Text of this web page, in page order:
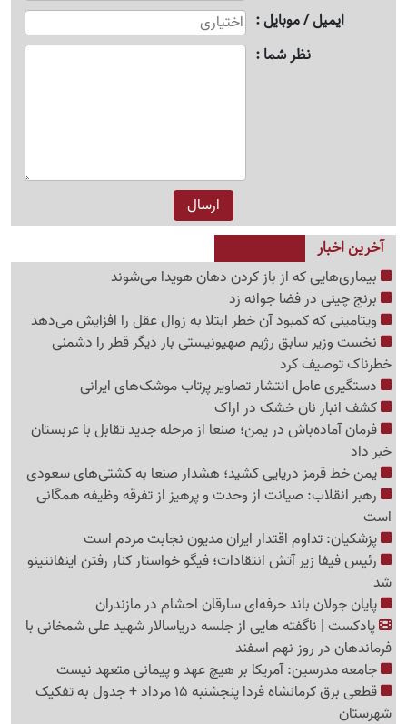
ایمیل / موبایل
نظر شما
آخرین اخبار
بیماری‌هایی که از باز کردن دهان هویدا می‌شوند
برنج چینی در فضا جوانه زد
ویتامینی که کمبود آن خطر ابتلا به زوال عقل را افزایش می‌دهد
نخست وزیر سابق رژیم صهیونیستی بار دیگر قطر را دشمنی
خطرناک توصیف کرد
دستگیری عامل انتشار تصاویر پرتاب موشک‌های ایرانی
کشف انبار نان خشک در اراک
فرمان آماده‌باش در یمن؛ صنعا از مرحله جدید تقابل با عربستان
خبر داد
یمن خط قرمز دریایی کشید؛ هشدار صنعا به کشتی‌های سعودی
رهبر انقلاب: صیانت از وحدت و پرهیز از تفرقه وظیفه همگانی
است
پزشکیان: تداوم اقتدار ایران مدیون نجابت مردم است
رئیس فیفا زیر آتش انتقادات؛ فیگو خواستار کنار رفتن اینفانتینو
شد
پایان جولان باند حرفه‌ای سارقان احشام در مازندران
پادکست | ناگفته هایی از جلسه دریاسالار شهید علی شمخانی با
فرماندهان در روز نهم اسفند
جامعه مدرسین: آمریکا بر هیچ عهد و پیمانی متعهد نیست
قطعی برق کرمانشاه فردا پنجشنبه 15 مرداد + جدول به تفکیک
شهرستان